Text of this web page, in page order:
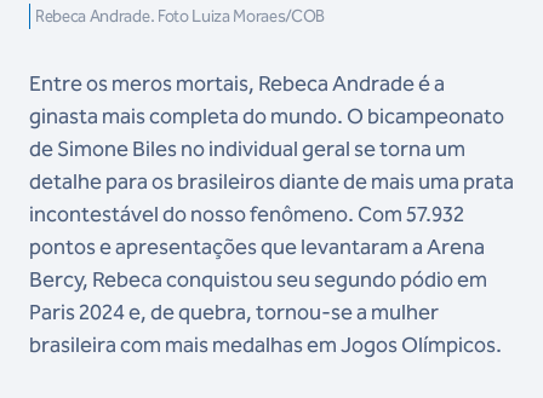
Rebeca Andrade. Foto Luiza Moraes/COB
Entre os meros mortais, Rebeca Andrade é a
ginasta mais completa do mundo. O bicampeonato
de Simone Biles no individual geral se torna um
detalhe para os brasileiros diante de mais uma prata
incontestável do nosso fenômeno. Com 57.932
pontos e apresentações que levantaram a Arena
Bercy, Rebeca conquistou seu segundo pódio em
Paris 2024 e, de quebra, tornou-se a mulher
brasileira com mais medalhas em Jogos Olímpicos.